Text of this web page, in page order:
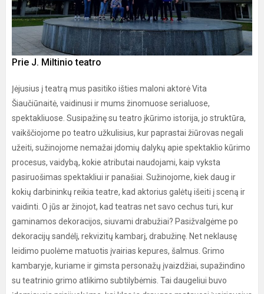
Prie J. Miltinio teatro
Įėjusius į teatrą mus pasitiko išties maloni aktorė Vita
Šiaučiūnaitė, vaidinusi ir mums žinomuose serialuose,
spektakliuose. Susipažinę su teatro įkūrimo istorija, jo struktūra,
vaikščiojome po teatro užkulisius, kur paprastai žiūrovas negali
užeiti, sužinojome nemažai įdomių dalykų apie spektaklio kūrimo
procesus, vaidybą, kokie atributai naudojami, kaip vyksta
pasiruošimas spektakliui ir panašiai. Sužinojome, kiek daug ir
kokių darbininkų reikia teatre, kad aktorius galėtų išeiti į sceną ir
vaidinti. O jūs ar žinojot, kad teatras net savo cechus turi, kur
gaminamos dekoracijos, siuvami drabužiai? Pasižvalgėme po
dekoracijų sandėlį, rekvizitų kambarį, drabužinę. Net neklausę
leidimo puolėme matuotis įvairias kepures, šalmus. Grimo
kambaryje, kuriame ir gimsta personažų įvaizdžiai, supažindino
su teatrinio grimo atlikimo subtilybėmis. Tai daugeliui buvo